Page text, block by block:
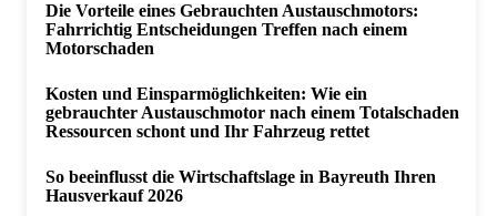
Die Vorteile eines Gebrauchten Austauschmotors:
Fahrrichtig Entscheidungen Treffen nach einem
Motorschaden
Kosten und Einsparmöglichkeiten: Wie ein
gebrauchter Austauschmotor nach einem Totalschaden
Ressourcen schont und Ihr Fahrzeug rettet
So beeinflusst die Wirtschaftslage in Bayreuth Ihren
Hausverkauf 2026